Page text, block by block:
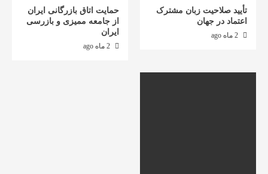
تأیید صلاحیت زبان مشترک
اعتماد در جهان
حمایت اتاق بازرگانی ایران
از جامعه ممیزی و بازرسی
ایران